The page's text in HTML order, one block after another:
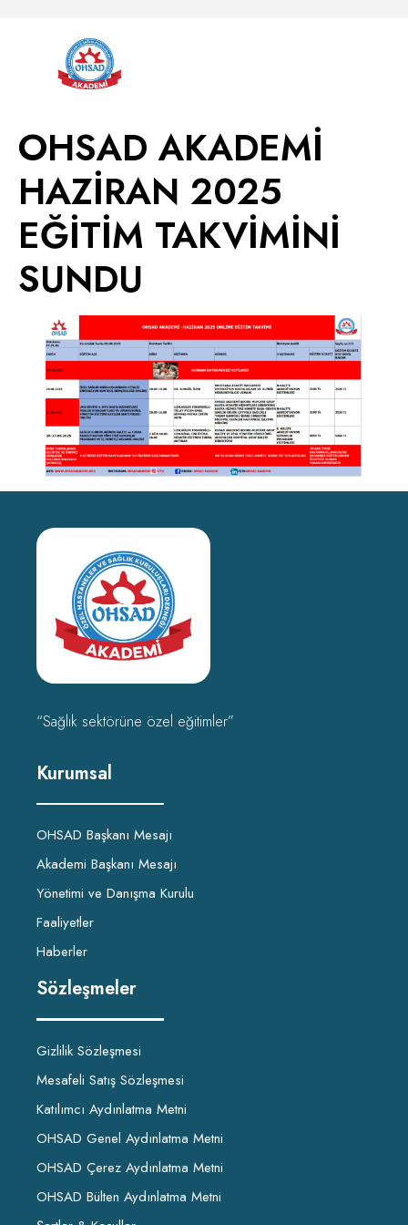
OHSAD AKADEMİ
HAZİRAN 2025
EĞİTİM TAKVİMİNİ
SUNDU
“Sağlık sektörüne özel eğitimler”
Kurumsal
OHSAD Başkanı Mesajı
Akademi Başkanı Mesajı
Yönetimi ve Danışma Kurulu
Faaliyetler
Haberler
Sözleşmeler
Gizlilik Sözleşmesi
Mesafeli Satış Sözleşmesi
Katılımcı Aydınlatma Metni
OHSAD Genel Aydınlatma Metni
OHSAD Çerez Aydınlatma Metni
OHSAD Bülten Aydınlatma Metni